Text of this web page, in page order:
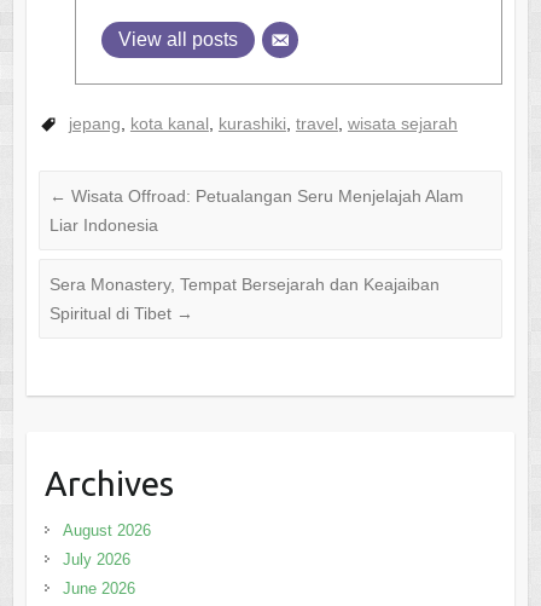
View all posts
jepang kota kanal kurashiki travel wisata sejarah
← Wisata Offroad: Petualangan Seru Menjelajah Alam
Liar Indonesia
Sera Monastery, Tempat Bersejarah dan Keajaiban
Spiritual di Tibet →
Archives
August 2026
July 2026
June 2026